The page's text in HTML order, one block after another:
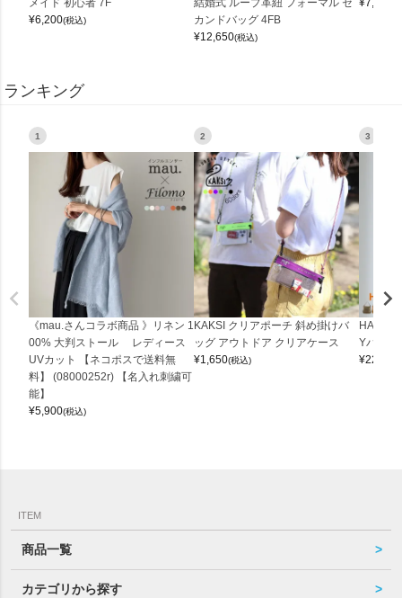
メイド 初心者 7F
¥6,200(税込)
結婚式 ループ革紐 フォーマル セ
カンドバッグ 4FB
¥12,650(税込)
¥ 7,150
ランキング
1
《mau.さんコラボ商品 》リネン 1
00% 大判ストール レディース
UVカット 【ネコポスで送料無
料】 (08000252r) 【名入れ刺繍可
能】
¥5,900(税込)
2
KAKSI クリアポーチ 斜め掛けバ
ッグ アウトドア クリアケース
¥1,650(税込)
3
Yバッグ
¥22,000
ITEM
商品一覧
カテゴリから探す